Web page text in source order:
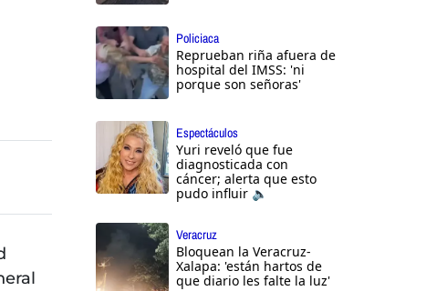
Policiaca
Reprueban riña afuera de
hospital del IMSS: 'ni
porque son señoras'
Espectáculos
Yuri reveló que fue
diagnosticada con
cáncer; alerta que esto
pudo influir 🔈
Veracruz
Bloquean la Veracruz-
Xalapa: 'están hartos de
que diario les falte la luz'